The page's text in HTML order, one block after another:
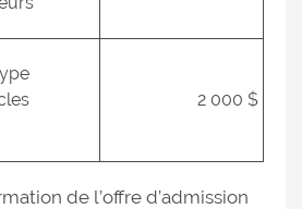
2 000 $
de l’offre d’admission